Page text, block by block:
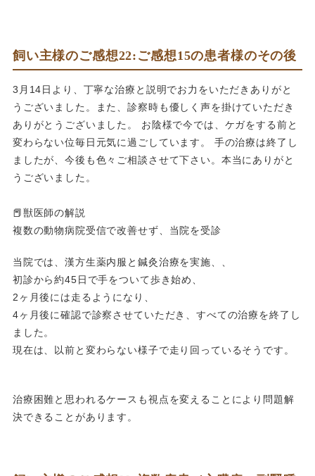
飼い主様のご感想22:ご感想15の患者様のその後
3月14日より、丁寧な治療と説明でお力をいただきありがと
うございました。また、診察時も優しく声を掛けていただき
ありがとうございました。 お陰様で今では、ケガをする前と
変わらない位毎日元気に過ごしています。 手の治療は終了し
ましたが、今後も色々ご相談させて下さい。本当にありがと
うございました。
📕獣医師の解説
複数の動物病院受信で改善せず、当院を受診
当院では、漢方生薬内服と鍼灸治療を実施、、
初診から約45日で手をついて歩き始め、
2ヶ月後には走るようになり、
4ヶ月後に確認で診察させていただき、すべての治療を終了し
ました。
現在は、以前と変わらない様子で走り回っているそうです。
治療困難と思われるケースも視点を変えることにより問題解
決できることがあります。